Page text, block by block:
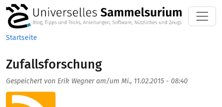
Direkt zum Inhalt
Startseite
Zufallsforschung
Gespeichert von Erik Wegneram/um Mi., 11.02.2015 - 08:40
Aufmacherbild